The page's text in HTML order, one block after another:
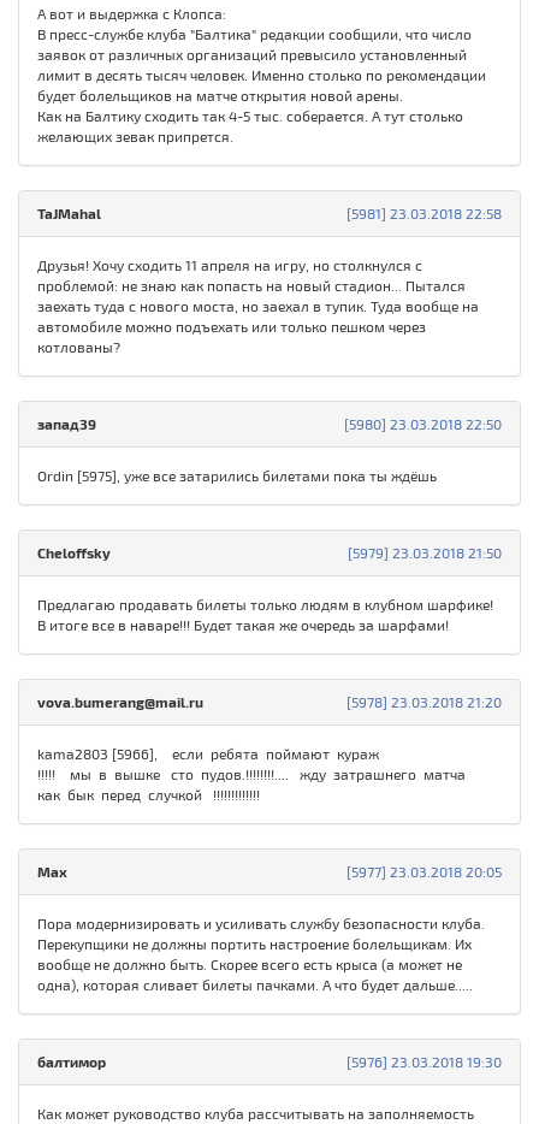
А вот и выдержка с Клопса:
В пресс-службе клуба "Балтика" редакции сообщили, что число
заявок от различных организаций превысило установленный
лимит в десять тысяч человек. Именно столько по рекомендации
будет болельщиков на матче открытия новой арены.
Как на Балтику сходить так 4-5 тыс. соберается. А тут столько
желающих зевак припрется.
[5981] 23.03.2018 22:58
TaJMahal
Друзья! Хочу сходить 11 апреля на игру, но столкнулся с
проблемой: не знаю как попасть на новый стадион... Пытался
заехать туда с нового моста, но заехал в тупик. Туда вообще на
автомобиле можно подъехать или только пешком через
котлованы?
[5980] 23.03.2018 22:50
запад39
Ordin [5975], уже все затарились билетами пока ты ждёшь
[5979] 23.03.2018 21:50
Cheloffsky
Предлагаю продавать билеты только людям в клубном шарфике!
В итоге все в наваре!!! Будет такая же очередь за шарфами!
[5978] 23.03.2018 21:20
vova.bumerang@mail.ru
kama2803 [5966], если ребята поймают кураж
!!!!! мы в вышке сто пудов.!!!!!!!!.... жду затрашнего матча
как бык перед случкой !!!!!!!!!!!!!
[5977] 23.03.2018 20:05
Max
Пора модернизировать и усиливать службу безопасности клуба.
Перекупщики не должны портить настроение болельщикам. Их
вообще не должно быть. Скорее всего есть крыса (а может не
одна), которая сливает билеты пачками. А что будет дальше.....
[5976] 23.03.2018 19:30
балтимор
Как может руководство клуба рассчитывать на заполняемость